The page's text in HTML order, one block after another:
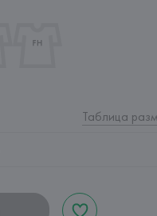
Таблица